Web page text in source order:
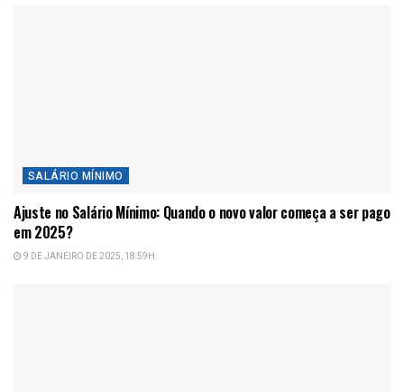
SALÁRIO MÍNIMO
Ajuste no Salário Mínimo: Quando o novo valor começa a ser pago
em 2025?
9 DE JANEIRO DE 2025, 18:59H